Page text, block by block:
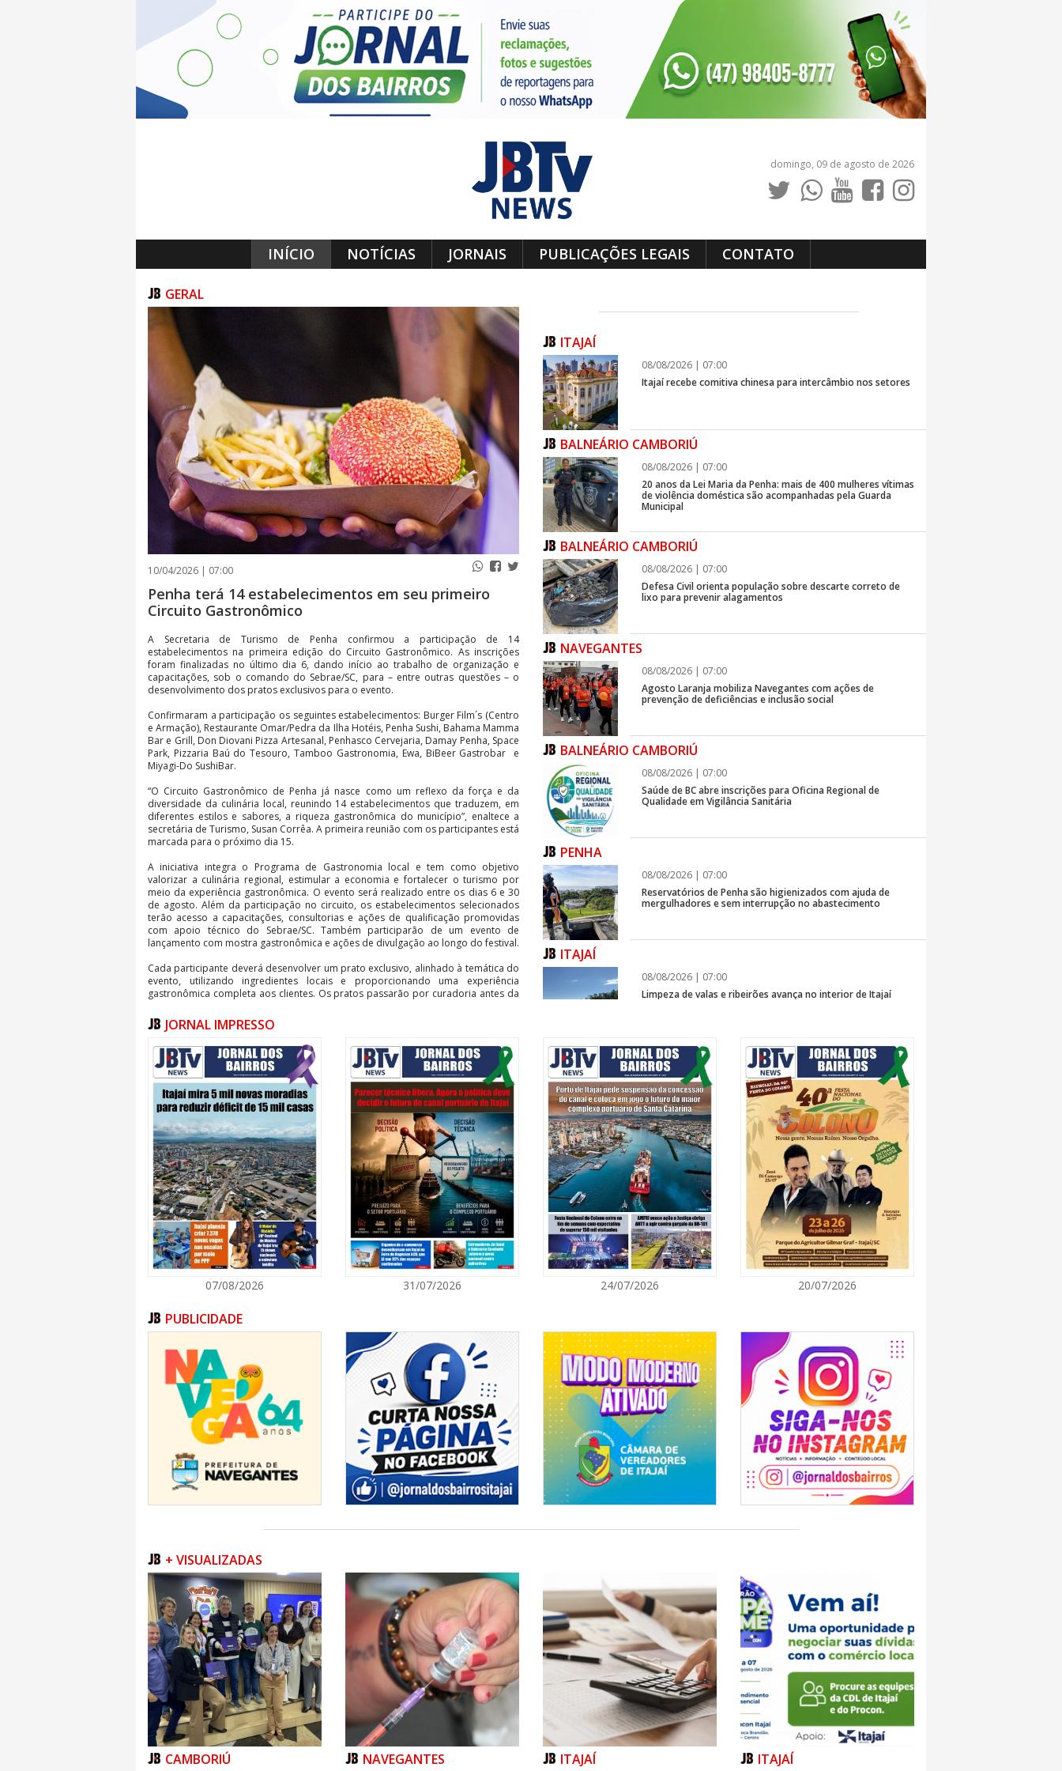
domingo, 09 de agosto de 2026
INÍCIO NOTÍCIAS JORNAIS PUBLICAÇÕES LEGAIS CONTATO
GERAL
10/04/2026 | 07:00
Penha terá 14 estabelecimentos em seu primeiro
Circuito Gastronômico
A Secretaria de Turismo de Penha confirmou a participação de 14
estabelecimentos na primeira edição do Circuito Gastronômico. As inscrições
foram finalizadas no último dia 6, dando início ao trabalho de organização e
capacitações, sob o comando do Sebrae/SC, para – entre outras questões – o
desenvolvimento dos pratos exclusivos para o evento.
Confirmaram a participação os seguintes estabelecimentos: Burger Film´s (Centro
e Armação), Restaurante Omar/Pedra da Ilha Hotéis, Penha Sushi, Bahama Mamma
Bar e Grill, Don Diovani Pizza Artesanal, Penhasco Cervejaria, Damay Penha, Space
Park, Pizzaria Baú do Tesouro, Tamboo Gastronomia, Ewa, BiBeer Gastrobar e
Miyagi-Do SushiBar.
“O Circuito Gastronômico de Penha já nasce como um reflexo da força e da
diversidade da culinária local, reunindo 14 estabelecimentos que traduzem, em
diferentes estilos e sabores, a riqueza gastronômica do município”, enaltece a
secretária de Turismo, Susan Corrêa. A primeira reunião com os participantes está
marcada para o próximo dia 15.
A iniciativa integra o Programa de Gastronomia local e tem como objetivo
valorizar a culinária regional, estimular a economia e fortalecer o turismo por
meio da experiência gastronômica. O evento será realizado entre os dias 6 e 30
de agosto. Além da participação no circuito, os estabelecimentos selecionados
terão acesso a capacitações, consultorias e ações de qualificação promovidas
com apoio técnico do Sebrae/SC. Também participarão de um evento de
lançamento com mostra gastronômica e ações de divulgação ao longo do festival.
Cada participante deverá desenvolver um prato exclusivo, alinhado à temática do
evento, utilizando ingredientes locais e proporcionando uma experiência
gastronômica completa aos clientes. Os pratos passarão por curadoria antes da
ITAJAÍ
08/08/2026 | 07:00
Itajaí recebe comitiva chinesa para intercâmbio nos setores
BALNEÁRIO CAMBORIÚ
08/08/2026 | 07:00
20 anos da Lei Maria da Penha: mais de 400 mulheres vítimas
de violência doméstica são acompanhadas pela Guarda
Municipal
BALNEÁRIO CAMBORIÚ
08/08/2026 | 07:00
Defesa Civil orienta população sobre descarte correto de
lixo para prevenir alagamentos
NAVEGANTES
08/08/2026 | 07:00
Agosto Laranja mobiliza Navegantes com ações de
prevenção de deficiências e inclusão social
BALNEÁRIO CAMBORIÚ
08/08/2026 | 07:00
Saúde de BC abre inscrições para Oficina Regional de
Qualidade em Vigilância Sanitária
PENHA
08/08/2026 | 07:00
Reservatórios de Penha são higienizados com ajuda de
mergulhadores e sem interrupção no abastecimento
ITAJAÍ
08/08/2026 | 07:00
Limpeza de valas e ribeirões avança no interior de Itajaí
ITAJAÍ
08/08/2026 | 07:00
8º Capoezade promove semana de oficinas gratuitas e
atividades culturais em Itajaí
GERAL
08/08/2026 | 07:00
Univali e Câmara de Vereadores de Itajaí reúnem
especialistas para discutir políticas públicas e inovação
BALNEÁRIO CAMBORIÚ
08/08/2026 | 07:00
BALNEÁRIO CAMBORIÚ
08/08/2026 | 07:00
Setor judicial de medicamentos de BC estará fechado nos
dias 10 e 11 de agosto para realização de inventário
JORNAL IMPRESSO
07/08/2026 31/07/2026 24/07/2026 20/07/2026
PUBLICIDADE
+ VISUALIZADAS
CAMBORIÚ NAVEGANTES ITAJAÍ ITAJAÍ